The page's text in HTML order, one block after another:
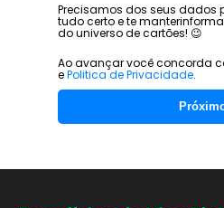
Precisamos dos seus dados
tudo certo e te manter
do universo de cartões! 😉
Ao avançar você concorda
ePolitica de Privacidade.